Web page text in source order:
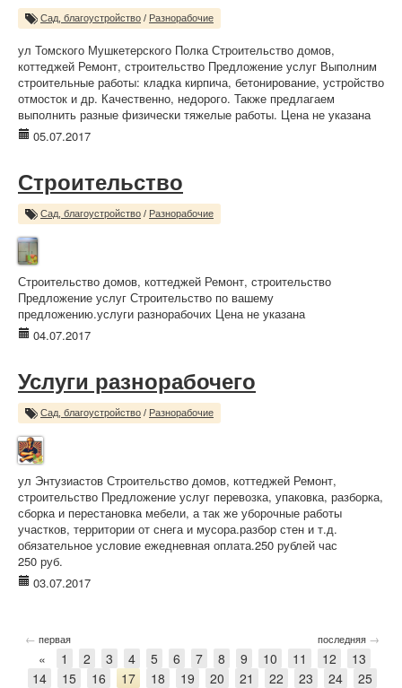
Сад, благоустройство / Разнорабочие
ул Томского Мушкетерского Полка Строительство домов,
коттеджей Ремонт, строительство Предложение услуг Выполним
строительные работы: кладка кирпича, бетонирование, устройство
отмосток и др. Качественно, недорого. Также предлагаем
выполнить разные физически тяжелые работы. Цена не указана
05.07.2017
Строительство
Сад, благоустройство / Разнорабочие
Строительство домов, коттеджей Ремонт, строительство
Предложение услуг Строительство по вашему
предложению.услуги разнорабочих Цена не указана
04.07.2017
Услуги разнорабочего
Сад, благоустройство / Разнорабочие
ул Энтузиастов Строительство домов, коттеджей Ремонт,
строительство Предложение услуг перевозка, упаковка, разборка,
сборка и перестановка мебели, а так же уборочные работы
участков, территории от снега и мусора.разбор стен и т.д.
обязательное условие ежедневная оплата.250 рублей час
250 руб.
03.07.2017
← первая последняя →
« 1 2 3 4 5 6 7 8 9 10 11 12
13
14
15 16 17 18 19 20 21 22 23 24
25